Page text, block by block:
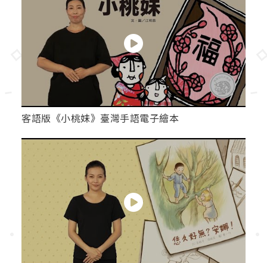
客語版《小桃妹》臺灣手語電子繪本